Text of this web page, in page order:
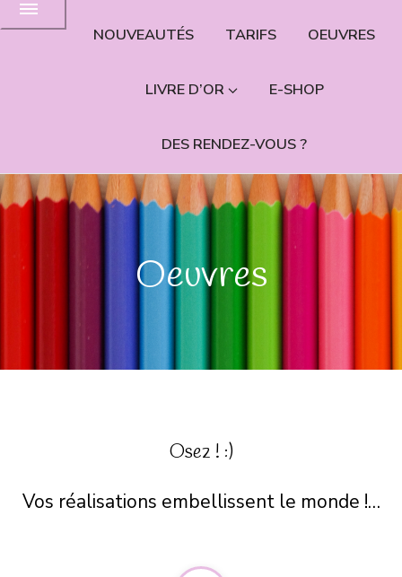
NOUVEAUTÉS TARIFS OEUVRES
LIVRE D’OR E-SHOP
DES RENDEZ-VOUS ?
Oeuvres
Osez ! :)
Vos réalisations embellissent le monde !…